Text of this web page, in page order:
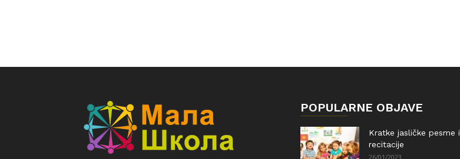
POPULARNE OBJAVE
Kratke jasličke pesme i
recitacije
26/01/2023